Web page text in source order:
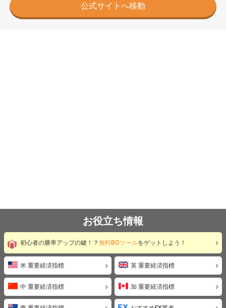
公式サイトへ移動
お役立ち情報
初心者の勝率アップの鍵！？ 無料BOツールをゲットしよう！
米 重要経済指標 英 重要経済指標
中 重要経済指標 加 重要経済指標